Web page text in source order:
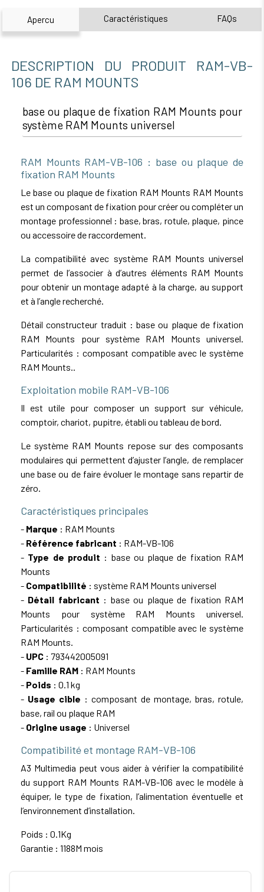
Apercu Caractéristiques FAQs
DESCRIPTION DU PRODUIT RAM-VB-
106 DE RAM MOUNTS
base ou plaque de fixation RAM Mounts pour
système RAM Mounts universel
RAM Mounts RAM-VB-106 : base ou plaque de
fixation RAM Mounts
Le base ou plaque de fixation RAM Mounts RAM Mounts
est un composant de fixation pour créer ou compléter un
montage professionnel : base, bras, rotule, plaque, pince
ou accessoire de raccordement.
La compatibilité avec système RAM Mounts universel
permet de l’associer à d’autres éléments RAM Mounts
pour obtenir un montage adapté à la charge, au support
et à l’angle recherché.
Détail constructeur traduit : base ou plaque de fixation
RAM Mounts pour système RAM Mounts universel.
Particularités : composant compatible avec le système
RAM Mounts..
Exploitation mobile RAM-VB-106
Il est utile pour composer un support sur véhicule,
comptoir, chariot, pupitre, établi ou tableau de bord.
Le système RAM Mounts repose sur des composants
modulaires qui permettent d’ajuster l’angle, de remplacer
une base ou de faire évoluer le montage sans repartir de
zéro.
Caractéristiques principales
- Marque : RAM Mounts
- Référence fabricant : RAM-VB-106
- Type de produit : base ou plaque de fixation RAM
Mounts
- Compatibilité : système RAM Mounts universel
- Détail fabricant : base ou plaque de fixation RAM
Mounts pour système RAM Mounts universel.
Particularités : composant compatible avec le système
RAM Mounts.
- UPC : 793442005091
- Famille RAM : RAM Mounts
- Poids : 0.1 kg
- Usage cible : composant de montage, bras, rotule,
base, rail ou plaque RAM
- Origine usage : Universel
Compatibilité et montage RAM-VB-106
A3 Multimedia peut vous aider à vérifier la compatibilité
du support RAM Mounts RAM-VB-106 avec le modèle à
équiper, le type de fixation, l’alimentation éventuelle et
l’environnement d’installation.
Poids : 0.1Kg
Garantie : 1188M mois